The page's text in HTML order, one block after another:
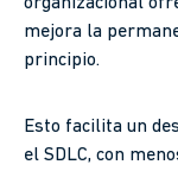
mejora la
principio.
Esto facilita un
el SDLC, con